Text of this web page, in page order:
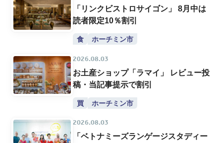
「リンクビストロサイゴン」 8月中は
読者限定10％割引
食 ホーチミン市
2026.08.03
お土産ショップ「ラマイ」 レビュー投
稿・当記事提示で割引
買 ホーチミン市
2026.08.03
「ベトナミーズランゲージスタディー